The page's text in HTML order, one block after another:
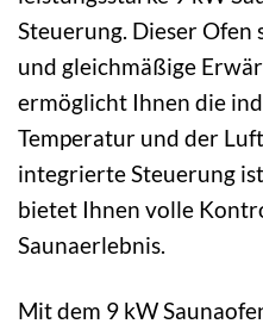
Steuerung. Dieser
und gleichmäßige
ermöglicht Ihnen die
Temperatur und der
integrierte Steuerung
bietet Ihnen volle
Saunaerlebnis.
Mit dem 9 kW